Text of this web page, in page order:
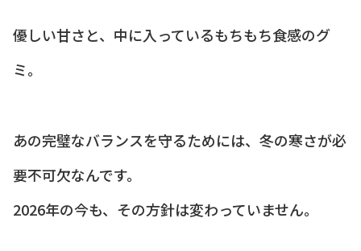
優しい甘さと、中に入っているもちもち食感のグ
ミ。
あの完璧なバランスを守るためには、冬の寒さが必
要不可欠なんです。
2026年の今も、その方針は変わっていません。